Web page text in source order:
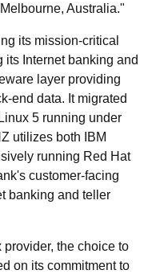
Australia."
its mission-critical
its Internet banking and
layer providing
end data. It migrated
5 running under
utilizes both IBM
running Red Hat
customer-facing
banking and teller
the choice to
on its commitment to